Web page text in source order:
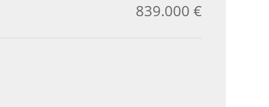
839.000 €